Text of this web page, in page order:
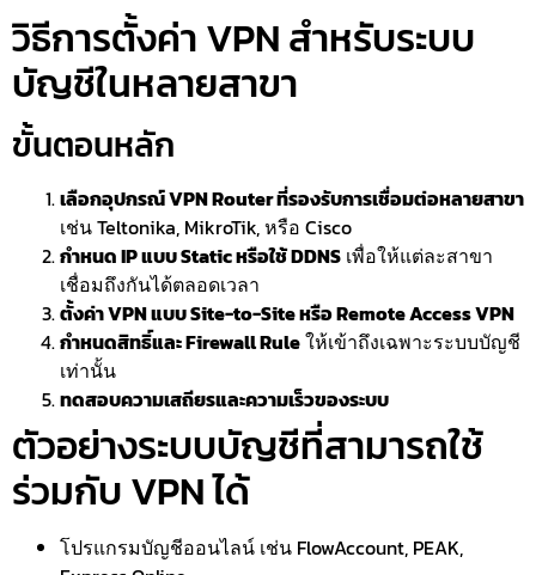
วิธีการตั้งค่า VPN สำหรับระบบ
บัญชีในหลายสาขา
ขั้นตอนหลัก
เลือกอุปกรณ์ VPN Router ที่รองรับการเชื่อมต่อหลายสาขา
เช่น Teltonika, MikroTik, หรือ Cisco
กำหนด IP แบบ Static หรือใช้ DDNS เพื่อให้แต่ละสาขา
เชื่อมถึงกันได้ตลอดเวลา
ตั้งค่า VPN แบบ Site-to-Site หรือ Remote Access VPN
กำหนดสิทธิ์และ Firewall Ruleให้เข้าถึงเฉพาะระบบบัญชี
เท่านั้น
ทดสอบความเสถียรและความเร็วของระบบ
ตัวอย่างระบบบัญชีที่สามารถใช้
ร่วมกับ VPN ได้
โปรแกรมบัญชีออนไลน์ เช่น FlowAccount, PEAK,